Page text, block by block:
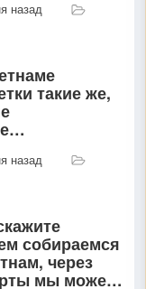
прятать,
назад
такие же,
назад
собираемся
через
мы можем